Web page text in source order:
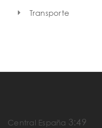
Transporte
Central España 3:49